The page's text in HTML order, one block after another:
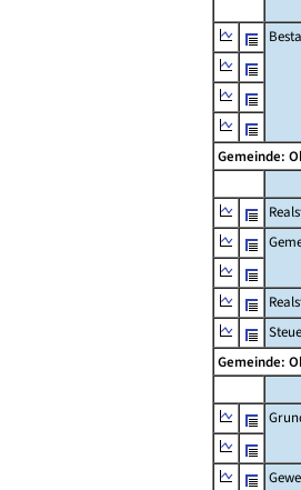
Gemeinde:
Gemeinde: